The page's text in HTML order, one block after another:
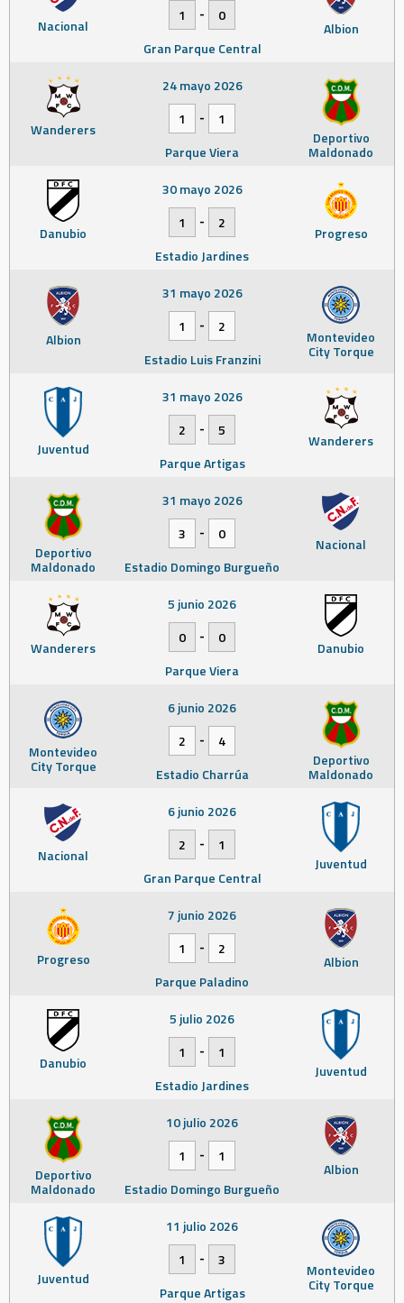
Nacional Albion
1
-
0
Gran Parque Central
Wanderers Deportivo
Maldonado
24 mayo 2026
1
-
1
Parque Viera
Danubio Progreso
30 mayo 2026
1
-
2
Estadio Jardines
Albion Montevideo
City Torque
31 mayo 2026
1
-
2
Estadio Luis Franzini
Juventud Wanderers
31 mayo 2026
2
-
5
Parque Artigas
Deportivo
Maldonado
Nacional
31 mayo 2026
3
-
0
Estadio Domingo Burgueño
Wanderers Danubio
5 junio 2026
0
-
0
Parque Viera
Montevideo
City Torque Deportivo
Maldonado
6 junio 2026
2
-
4
Estadio Charrúa
Nacional Juventud
6 junio 2026
2
-
1
Gran Parque Central
Progreso Albion
7 junio 2026
1
-
2
Parque Paladino
Danubio Juventud
5 julio 2026
1
-
1
Estadio Jardines
Deportivo
Maldonado
Albion
10 julio 2026
1
-
1
Estadio Domingo Burgueño
Juventud Montevideo
City Torque
11 julio 2026
1
-
3
Parque Artigas